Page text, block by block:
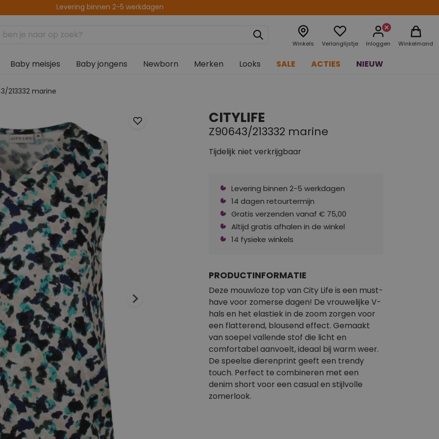
Levering binnen 2-5 werkdagen
14 dagen retourtermijn
Winkels Verlanglijstje Inloggen Winkelmand
Baby meisjes Baby jongens Newborn Merken Looks SALE ACTIES NIEUW
213332 marine
CITYLIFE
Z90643/213332 marine
Tijdelijk niet verkrijgbaar
Levering binnen 2-5 werkdagen
14 dagen retourtermijn
Gratis verzenden vanaf € 75,00
Altijd gratis afhalen in de winkel
14 fysieke winkels
PRODUCTINFORMATIE
Deze mouwloze top van City Life is een must-
have voor zomerse dagen! De vrouwelijke V-
hals en het elastiek in de zoom zorgen voor
een flatterend, blousend effect. Gemaakt
van soepel vallende stof die licht en
comfortabel aanvoelt, ideaal bij warm weer.
De speelse dierenprint geeft een trendy
touch. Perfect te combineren met een
denim short voor een casual en stijlvolle
zomerlook.